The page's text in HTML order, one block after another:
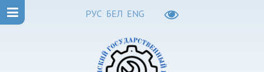
РУС БЕЛ ENG